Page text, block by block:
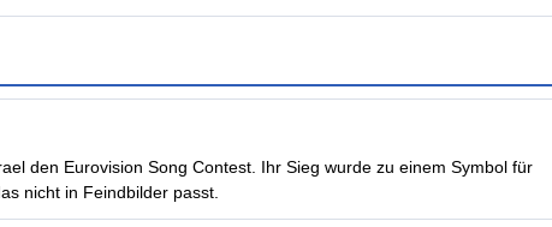
den Eurovision Song Contest. Ihr Sieg wurde zu einem Symbol für
nicht in Feindbilder passt.